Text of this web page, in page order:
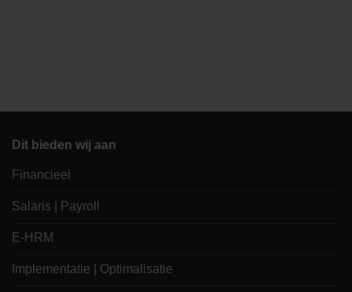
Dit bieden wij aan
Financieel
Salaris | Payroll
E-HRM
Implementatie | Optimalisatie